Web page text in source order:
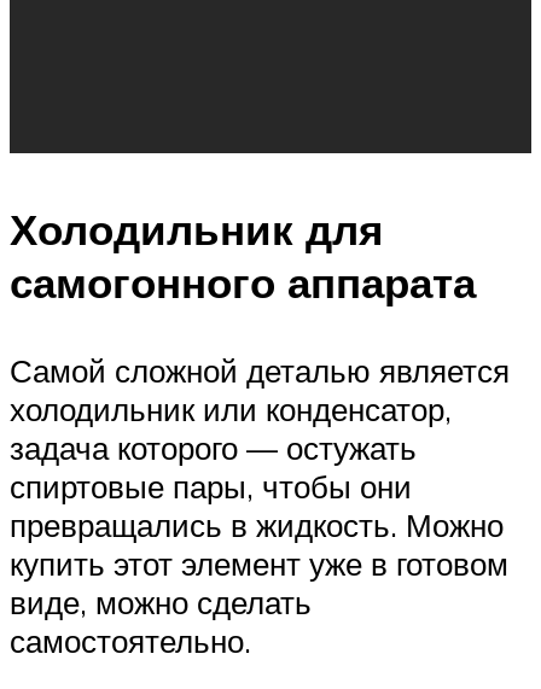
Холодильник для
самогонного аппарата
Самой сложной деталью является
холодильник или конденсатор,
задача которого — остужать
спиртовые пары, чтобы они
превращались в жидкость. Можно
купить этот элемент уже в готовом
виде, можно сделать
самостоятельно.